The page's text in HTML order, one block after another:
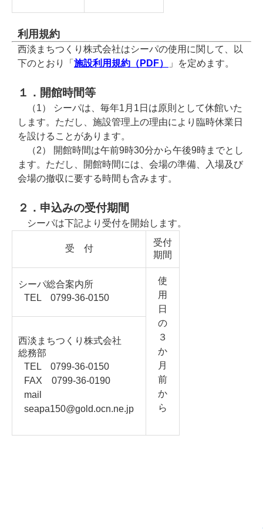
利用規約
西淡まちつくり株式会社はシーパの使用に関して、以
下のとおり「 施設利用規約（PDF） 」を定めます。
１．開館時間等
（1） シーパは、毎年1月1日は原則として休館いた
します。ただし、施設管理上の理由により臨時休業日
を設けることがあります。
（2） 開館時間は午前9時30分から午後9時までとし
ます。ただし、開館時間には、会場の準備、入場及び
会場の撤収に要する時間も含みます。
２．申込みの受付期間
シーパは下記より受付を開始します。
受 付
受付
期間
シーパ総合案内所
TEL 0799-36-0150
使
用
日
の
３
か
月
前
か
ら
西淡まちつくり株式会社
総務部
TEL 0799-36-0150
FAX 0799-36-0190
mail
seapa150@gold.ocn.ne.jp